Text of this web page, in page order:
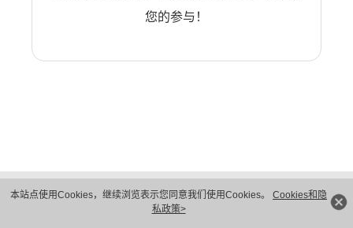
本站点使用Cookies，继续浏览表示您同意我们使用Cookies。 Cookies和隐
私政策>
您的参与！
隐私保护
法律声明